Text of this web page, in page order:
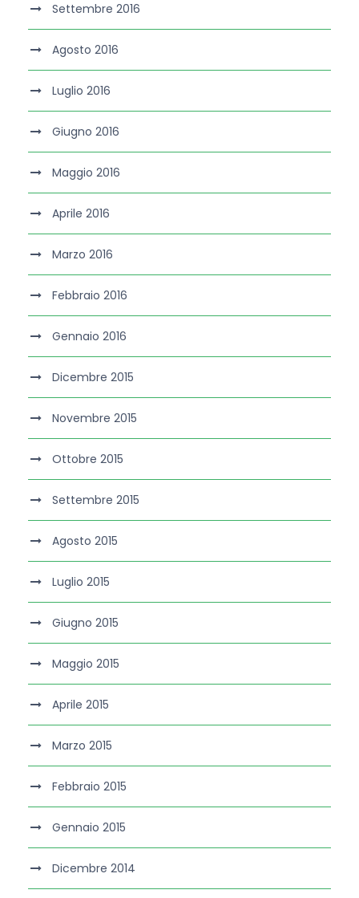
Settembre 2016
Agosto 2016
Luglio 2016
Giugno 2016
Maggio 2016
Aprile 2016
Marzo 2016
Febbraio 2016
Gennaio 2016
Dicembre 2015
Novembre 2015
Ottobre 2015
Settembre 2015
Agosto 2015
Luglio 2015
Giugno 2015
Maggio 2015
Aprile 2015
Marzo 2015
Febbraio 2015
Gennaio 2015
Dicembre 2014